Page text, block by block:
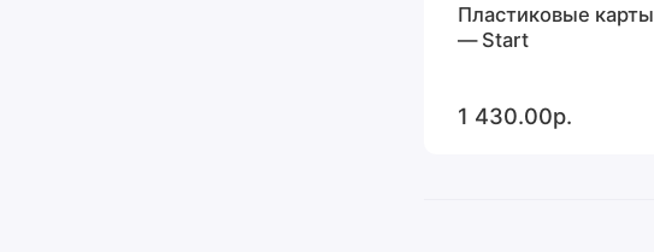
Пластиковые карты
— Start
1 430.00р.